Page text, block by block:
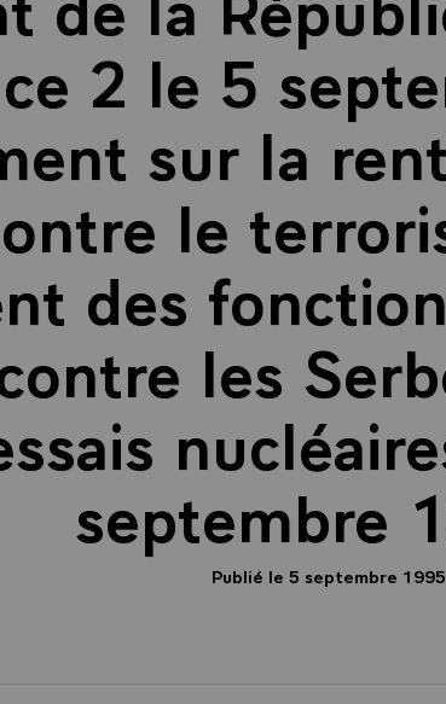
2 le 5
sur la
le
des
les
septembre
Publié le 5 septembre 1995